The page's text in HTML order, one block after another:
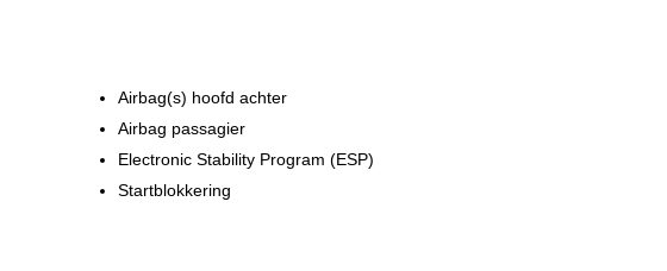
Airbag(s) hoofd achter
Airbag passagier
Electronic Stability Program (ESP)
Startblokkering